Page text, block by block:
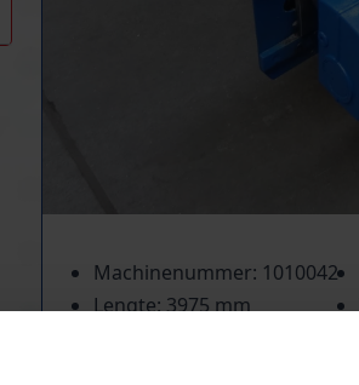
Machinenummer: 1010042
Lengte: 3975 mm